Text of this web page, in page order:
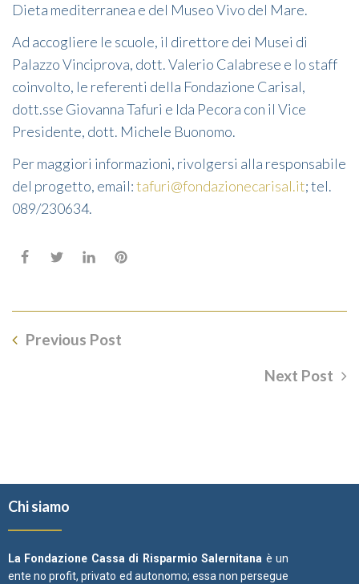
Dieta mediterranea e del Museo Vivo del Mare.
Ad accogliere le scuole, il direttore dei Musei di
Palazzo Vinciprova, dott. Valerio Calabrese e lo staff
coinvolto, le referenti della Fondazione Carisal,
dott.sse Giovanna Tafuri e Ida Pecora con il Vice
Presidente, dott. Michele Buonomo.
Per maggiori informazioni, rivolgersi alla responsabile
del progetto, email:tafuri@fondazionecarisal.it; tel.
089/230634.
Previous Post
Next Post
Chi siamo
La Fondazione Cassa di Risparmio Salernitana è un
ente no profit, privato ed autonomo; essa non persegue